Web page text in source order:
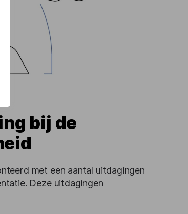
bij de
met een aantal uitdagingen
Deze uitdagingen